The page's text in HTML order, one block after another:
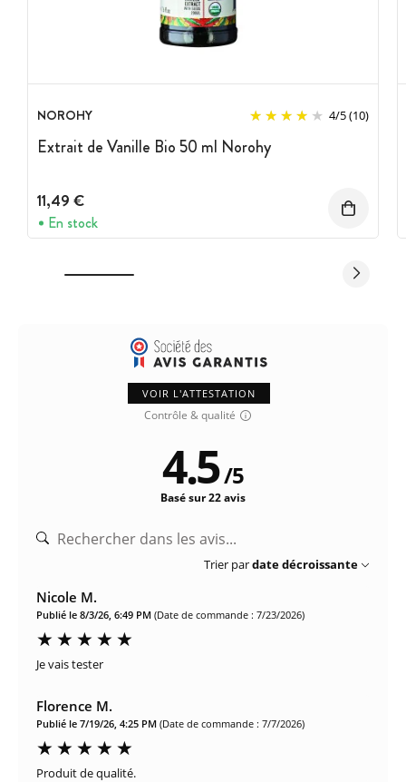
NOROHY 4/5(10)
Extrait de Vanille Bio 50 ml Norohy
11,49 €
En stock
VOIR L'ATTESTATION
Contrôle & qualité
4.5/5
Basé sur 22 avis
Trier pardate décroissante
Nicole M.
Publié le 8/3/26, 6:49 PM (Date de commande : 7/23/2026)
Je vais tester
Florence M.
Publié le 7/19/26, 4:25 PM (Date de commande : 7/7/2026)
Produit de qualité.